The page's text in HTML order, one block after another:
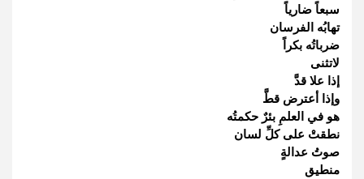
سبعاً ضارياً
تهابُه الفرسان
ضرباتُه بكراً
لاتثنى
إذا علا قدَّ
وإذا أعترض قطَّ
هو في العلمِ بئرٌ حكمتُه
نطقتْ على كلِّ لسان
صوتُ عدالةٍ
منطيق